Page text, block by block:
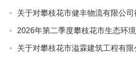
关于对攀枝花市健丰物流有限公
2026年第二季度攀枝花市生态环
关于对攀枝花市溢霖建筑工程有